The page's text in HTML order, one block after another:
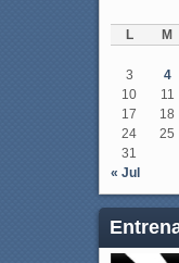
L M
3
4
10
11
17
18
24
25
31
« Jul